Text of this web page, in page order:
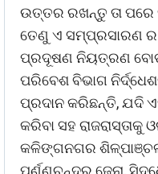
ଉତ୍ତର ରଖନ୍ତୁ ତା ପରେ
ତେଣୁ ଏ ସମ୍ପ୍ରସାରଣ
ପ୍ରଦୂଷଣ ନିୟତ୍ରଣ
ପରିବେଶ ବିଭାଗ
ପ୍ରଦାନ କରିଛନ୍ତି, ଯଦି
କରିବା ସହ
କଳିଙ୍ଗନଗର
ପୂର୍ଣ୍ଣଚନ୍ଦ୍ର ଜେନା,